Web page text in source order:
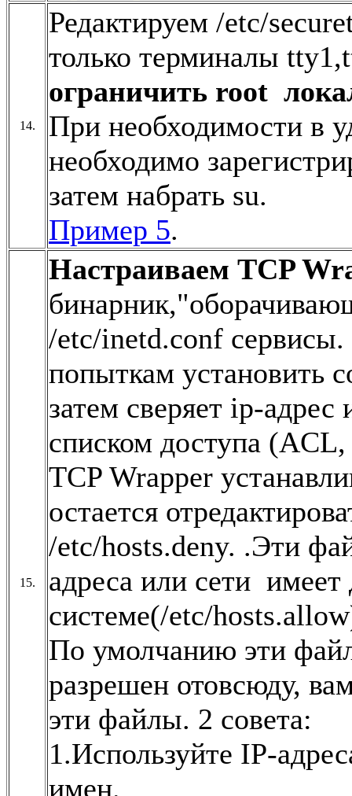
14.
Редактируем /etc/
только терминалы
ограничить root
При необходимости в
необходимо
затем набрать su.
Пример 5.
15.
Настраиваем TCP
/etc/inetd.conf
попыткам установить
затем сверяет ip-
списком доступа
TCP Wrapper
остается
/etc/hosts.deny. .Эти
адреса или сети
системе(/etc/
По умолчанию эти
разрешен отовсюду,
эти файлы. 2 совета:
1.Используйте IP-
имен.